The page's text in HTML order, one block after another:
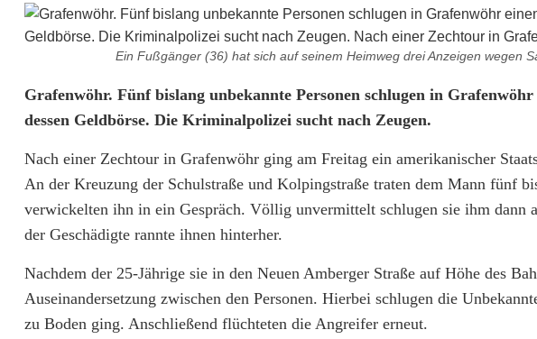
Ein Fußgänger (36) hat sich auf seinem Heimweg drei Anzeigen wegen
R
a
u
ü
b
e
Grafenwöhr. Fünf bislang unbekannte Personen schlugen in
dessen Geldbörse. Die Kriminalpolizei sucht nach Zeugen.
Nach einer Zechtour in Grafenwöhr ging am Freitag ein amerikanischer
An der Kreuzung der Schulstraße und Kolpingstraße traten dem Mann fünf
verwickelten ihn in ein Gespräch. Völlig unvermittelt schlugen sie ihm dann
der Geschädigte rannte ihnen hinterher.
Nachdem der 25-Jährige sie in den Neuen Amberger Straße auf Höhe des
Auseinandersetzung zwischen den Personen. Hierbei schlugen die
zu Boden ging. Anschließend flüchteten die Angreifer erneut.